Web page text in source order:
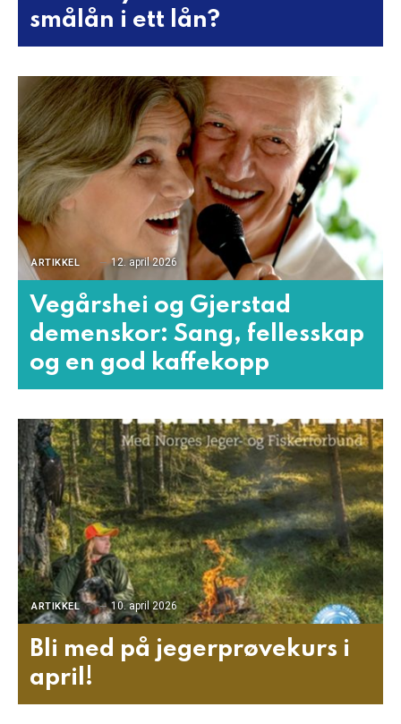
smålån i ett lån?
ARTIKKEL 12. april 2026
Vegårshei og Gjerstad
demenskor: Sang, fellesskap
og en god kaffekopp
ARTIKKEL 10. april 2026
Bli med på jegerprøvekurs i
april!